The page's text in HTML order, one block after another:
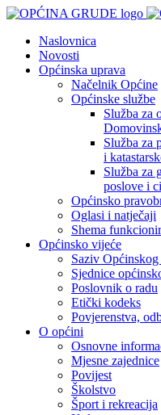
Naslovnica
Novosti
Općinska uprava
Načelnik Općine
Općinske službe
Služba za
Služba za
i
Služba za
poslove i
Općinsko
Oglasi i natječaji
Shema
Općinsko vijeće
Saziv Općinskog
Sjednice
Poslovnik o radu
Etički kodeks
Povjerenstva,
O općini
Osnovne
Mjesne zajednice
Povijest
Školstvo
Šport i rekreacija